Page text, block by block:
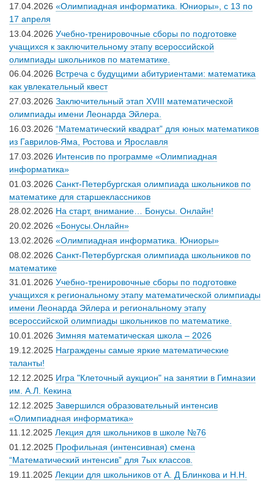
17.04.2026 «Олимпиадная информатика. Юниоры», с 13 по
17 апреля
13.04.2026 Учебно-тренировочные сборы по подготовке
учащихся к заключительному этапу всероссийской
олимпиады школьников по математике.
06.04.2026 Встреча с будущими абитуриентами: математика
как увлекательный квест
27.03.2026 Заключительный этап XVIII математической
олимпиады имени Леонарда Эйлера.
16.03.2026 “Математический квадрат” для юных математиков
из Гаврилов-Яма, Ростова и Ярославля
17.03.2026 Интенсив по программе «Олимпиадная
информатика»
01.03.2026 Санкт-Петербургская олимпиада школьников по
математике для старшеклассников
28.02.2026 На старт, внимание… Бонусы. Онлайн!
20.02.2026 «Бонусы.Онлайн»
13.02.2026 «Олимпиадная информатика. Юниоры»
08.02.2026 Санкт-Петербургская олимпиада школьников по
математике
31.01.2026 Учебно-тренировочные сборы по подготовке
учащихся к региональному этапу математической олимпиады
имени Леонарда Эйлера и региональному этапу
всероссийской олимпиады школьников по математике.
10.01.2026 Зимняя математическая школа – 2026
19.12.2025 Награждены самые яркие математические
таланты!
12.12.2025 Игра "Клеточный аукцион" на занятии в Гимназии
им. А.Л. Кекина
12.12.2025 Завершился образовательный интенсив
«Олимпиадная информатика»
11.12.2025 Лекция для школьников в школе №76
01.12.2025 Профильная (интенсивная) смена
“Математический интенсив” для 7ых классов.
19.11.2025 Лекции для школьников от А. Д Блинкова и Н.Н.